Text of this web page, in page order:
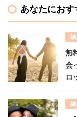
あなたにお
無
会
ロ